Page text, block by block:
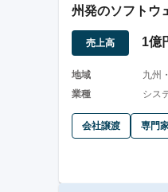
州発のソフトウ
雇用
売上高 1億
地域
九州
業種
シス
会社譲渡 専門